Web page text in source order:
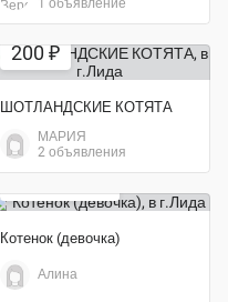
1 объявление
200 ₽
ШОТЛАНДСКИЕ КОТЯТА
МАРИЯ
2 объявления
Котенок (девочка)
Алина